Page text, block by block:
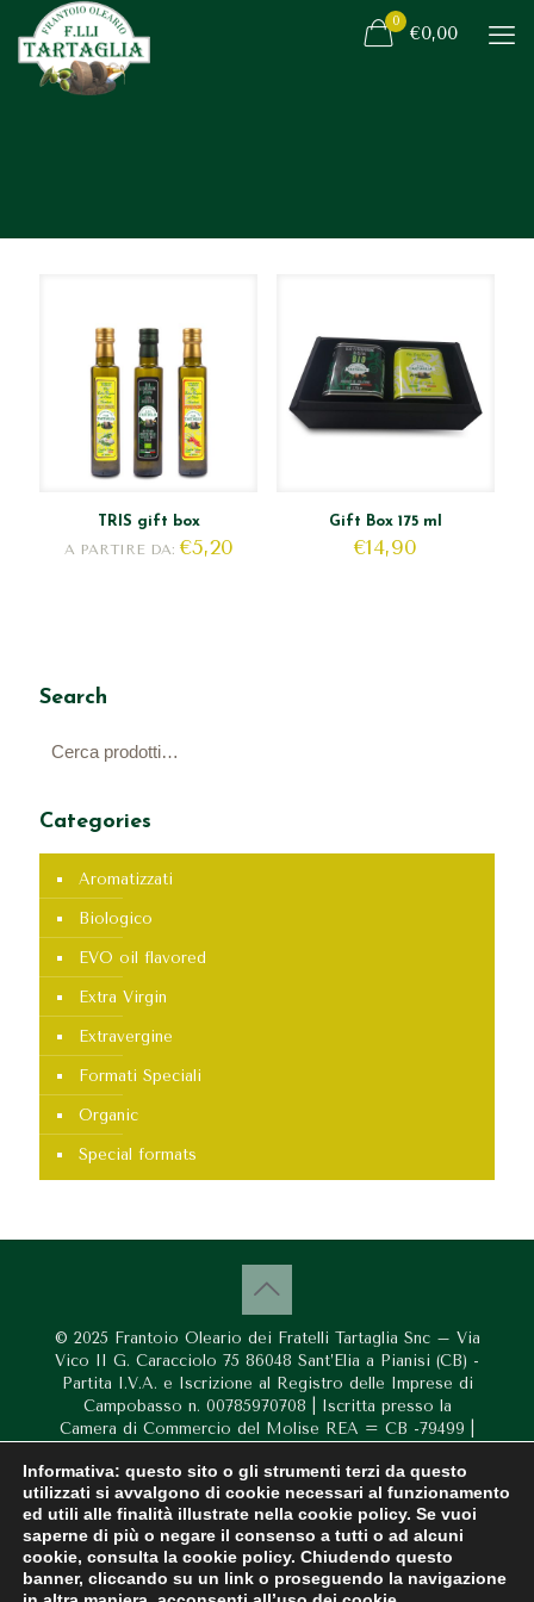
0
€0,00
TRIS gift box
A PARTIRE DA: €5,20
Gift Box 175 ml
€14,90
Search
Categories
Aromatizzati
Biologico
EVO oil flavored
Extra Virgin
Extravergine
Formati Speciali
Organic
Special formats
© 2025 Frantoio Oleario dei Fratelli Tartaglia Snc – Via
Vico II G. Caracciolo 75 86048 Sant’Elia a Pianisi (CB) -
Partita I.V.A. e Iscrizione al Registro delle Imprese di
Campobasso n. 00785970708 | Iscritta presso la
Camera di Commercio del Molise REA = CB -79499 |
nostra impresa sono contenuti nel Registro nazionale
degli aiuti di Stato di cui all’art. 52 della L. 234/2012” e
consultabili al <<<< seguente link >>>>, inserendo
come chiave di ricerca nel campo CODICE FISCALE il
codice fiscale dell'azienda | Powered by Robarts
Informativa: questo sito o gli strumenti terzi da questo
utilizzati si avvalgono di cookie necessari al funzionamento
ed utili alle finalità illustrate nella cookie policy. Se vuoi
saperne di più o negare il consenso a tutti o ad alcuni
cookie, consulta la cookie policy. Chiudendo questo
banner, cliccando su un link o proseguendo la navigazione